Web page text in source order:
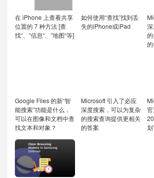
在 iPhone 上查看共享
位置的 7 种方法 [查
找“、”信息“、”地图“等]
如何使用“查找”找到丢
失的iPhone或iPad
Google Files 的新“智
能搜索”功能是什么，
可以在图像和文档中查
找文本和对象？
Microsoft 引入了必应
深度搜索，可以为复杂
的搜索查询提供更相关
的答案
划